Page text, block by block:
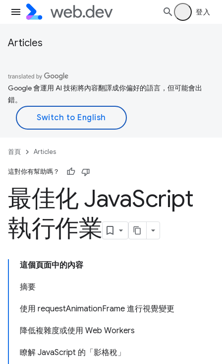
登入
Articles
Google 會運用 AI 技術將內容翻譯成你偏好的語言，但可能會出
錯。
首頁 Articles
這對你有幫助嗎？
最佳化 JavaScript
執行作業
這個頁面中的內容
摘要
使用 requestAnimationFrame 進行視覺變更
降低複雜度或使用 Web Workers
瞭解 JavaScript 的「影格稅」